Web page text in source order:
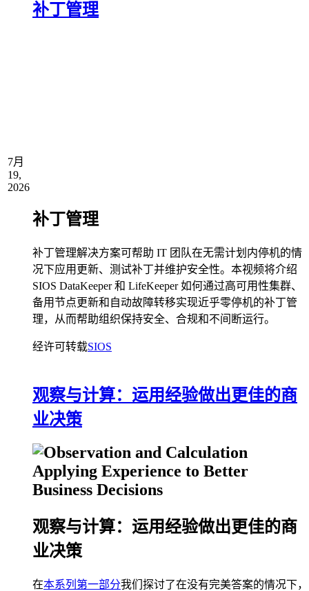
7月
19,
2026
补丁管理
补丁管理
补丁管理解决方案可帮助 IT 团队在无需计划内停机的情
况下应用更新、测试补丁并维护安全性。本视频将介绍
SIOS DataKeeper 和 LifeKeeper 如何通过高可用性集群、
备用节点更新和自动故障转移实现近乎零停机的补丁管
理，从而帮助组织保持安全、合规和不间断运行。
经许可转载SIOS
观察与计算：运用经验做出更佳的商
业决策
观察与计算：运用经验做出更佳的商
业决策
在本系列第一部分我们探讨了在没有完美答案的情况下，